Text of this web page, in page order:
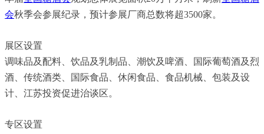
会秋季会参展纪录，预计参展厂商总数将超3500家。
展区设置
调味品及配料、饮品及乳制品、潮饮及啤酒、国际葡萄酒及烈
酒、传统酒类、国际食品、休闲食品、食品机械、包装及设
计、江苏投资促进治谈区。
专区设置